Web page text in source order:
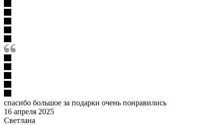
спасибо большое за подарки очень понравились
16 апреля 2025
Светлана